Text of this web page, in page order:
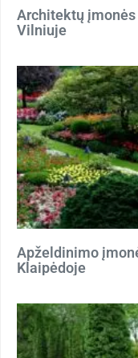
Architektų
Vilniuje
Apželdinimo
Klaipėdoje